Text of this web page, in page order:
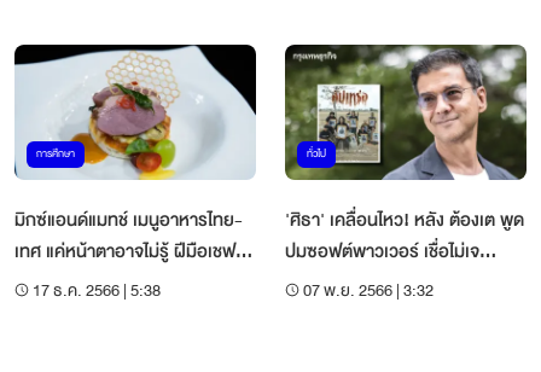
การศึกษา
มิกซ์แอนด์แมทช์ เมนูอาหารไทย-
เทศ แค่หน้าตาอาจไม่รู้ ฝีมือเชฟ
นศ.มทร.พระนคร
17 ธ.ค. 2566 | 5:38
ทั่วไป
'ศิธา' เคลื่อนไหว! หลัง ต้องเต พูด
ปมซอฟต์พาวเวอร์ เชื่อไม่เจ
ตนาดิสเครดิต รบ.
07 พ.ย. 2566 | 3:32